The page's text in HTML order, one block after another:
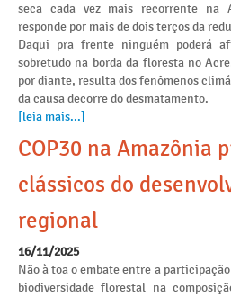
seca cada vez mais recorrente na
responde por mais de dois terços da
Daqui pra frente ninguém poderá
sobretudo na borda da floresta no
por diante, resulta dos fenômenos
da causa decorre do desmatamento.
[leia mais...]
COP30 na Amazônia
clássicos do
regional
16/11/2025
Não à toa o embate entre a
biodiversidade florestal na